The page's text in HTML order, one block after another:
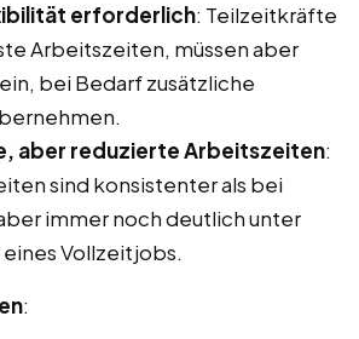
erforderlich: Teilzeitkräfte
Arbeitszeiten, müssen aber
bei Bedarf zusätzliche
aber reduzierte Arbeitszeiten:
sind konsistenter als bei
immer noch deutlich unter
Vollzeitjobs.
: